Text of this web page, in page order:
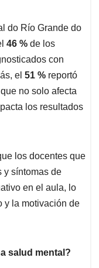
do Río Grande do
46 % de los
con
el 51 % reportó
no solo afecta
los resultados
los docentes que
y síntomas de
en el aula, lo
y la motivación de
salud mental?